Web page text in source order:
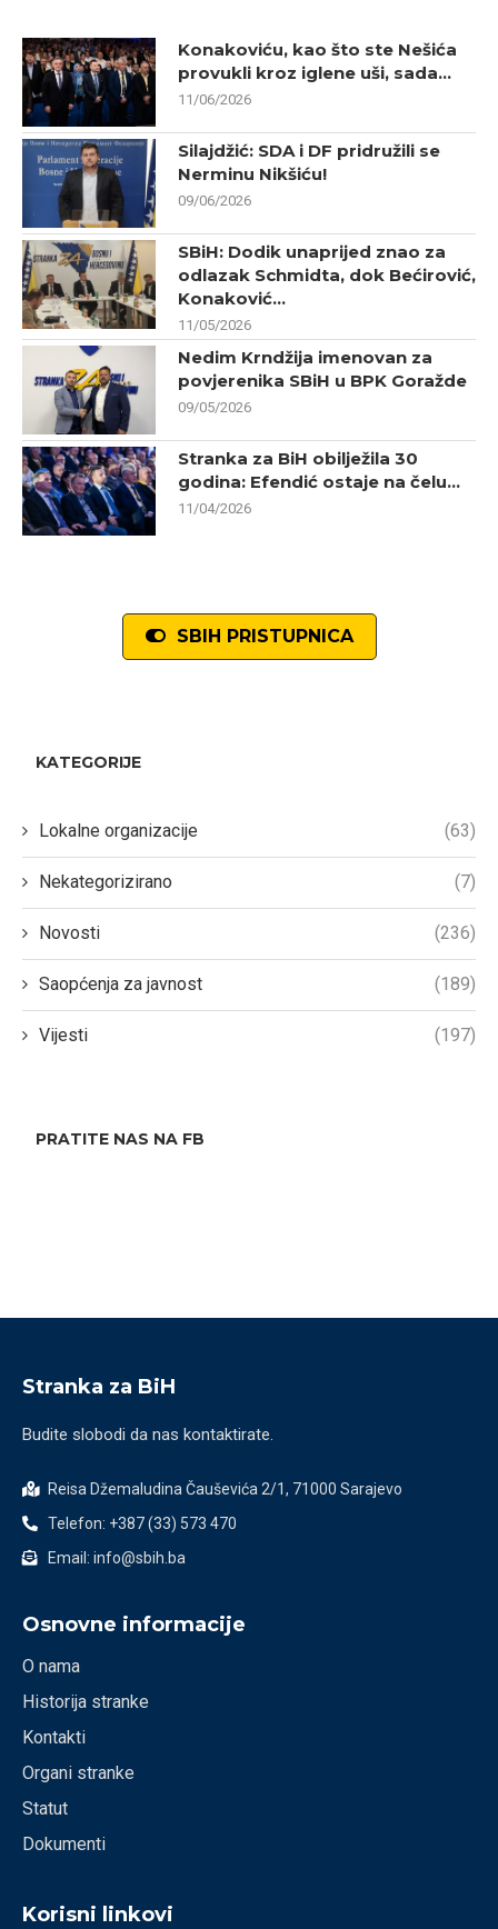
Konakoviću, kao što ste Nešića
provukli kroz iglene uši, sada...
11/06/2026
Silajdžić: SDA i DF pridružili se
Nerminu Nikšiću!
09/06/2026
SBiH: Dodik unaprijed znao za
odlazak Schmidta, dok Bećirović,
Konaković...
11/05/2026
Nedim Krndžija imenovan za
povjerenika SBiH u BPK Goražde
09/05/2026
Stranka za BiH obilježila 30
godina: Efendić ostaje na čelu...
11/04/2026
SBIH PRISTUPNICA
KATEGORIJE
Lokalne organizacije (63)
Nekategorizirano (7)
Novosti (236)
Saopćenja za javnost (189)
Vijesti (197)
PRATITE NAS NA FB
Stranka za BiH
Budite slobodi da nas kontaktirate.
Reisa Džemaludina Čauševića 2/1, 71000 Sarajevo
Telefon: +387 (33) 573 470
Email: info@sbih.ba
Osnovne informacije
O nama
Historija stranke
Kontakti
Organi stranke
Statut
Dokumenti
Korisni linkovi